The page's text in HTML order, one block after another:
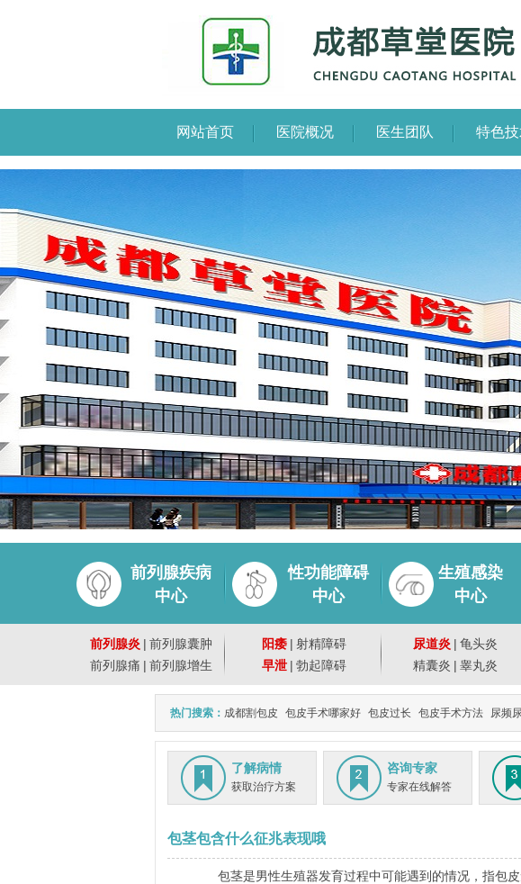
网站首页 医院概况 医生团队 特色
前列腺疾病
中心
前列腺炎 | 前列腺囊肿
前列腺痛 | 前列腺增生
性功能障碍
中心
阳痿 | 射精障碍
早泄 | 勃起障碍
生殖感染
中心
尿道炎 | 龟头炎
精囊炎 | 睾丸炎
热门搜索： 成都割包皮 包皮手术哪家好 包皮过长 包皮手术方法 尿频
了解病情
获取治疗方案
咨询专家
专家在线解答
包茎包含什么征兆表现哦
包茎是男性生殖器发育过程中可能遇到的情况，指包皮